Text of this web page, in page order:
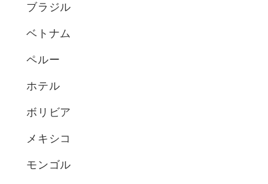
ブラジル
ベトナム
ペルー
ホテル
ボリビア
メキシコ
モンゴル